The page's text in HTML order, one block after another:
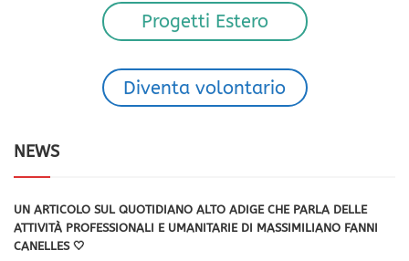
Progetti Estero
Diventa volontario
NEWS
UN ARTICOLO SUL QUOTIDIANO ALTO ADIGE CHE PARLA DELLE
ATTIVITÀ PROFESSIONALI E UMANITARIE DI MASSIMILIANO FANNI
CANELLES 🤍